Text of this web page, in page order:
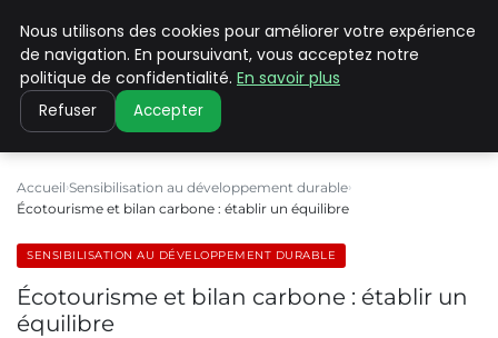
CLIMATE C ADVANCED
Accueil Sensibilisation au développement durable
Écotourisme et bilan carbone : établir un équilibre
SENSIBILISATION AU DÉVELOPPEMENT DURABLE
Écotourisme et bilan carbone : établir un
équilibre
Nous utilisons des cookies pour améliorer votre expérience
de navigation. En poursuivant, vous acceptez notre
politique de confidentialité. En savoir plus
Refuser Accepter